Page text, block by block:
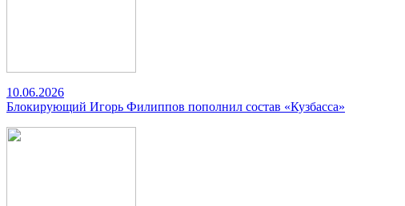
10.06.2026
Блокирующий Игорь Филиппов пополнил состав «Кузбасса»